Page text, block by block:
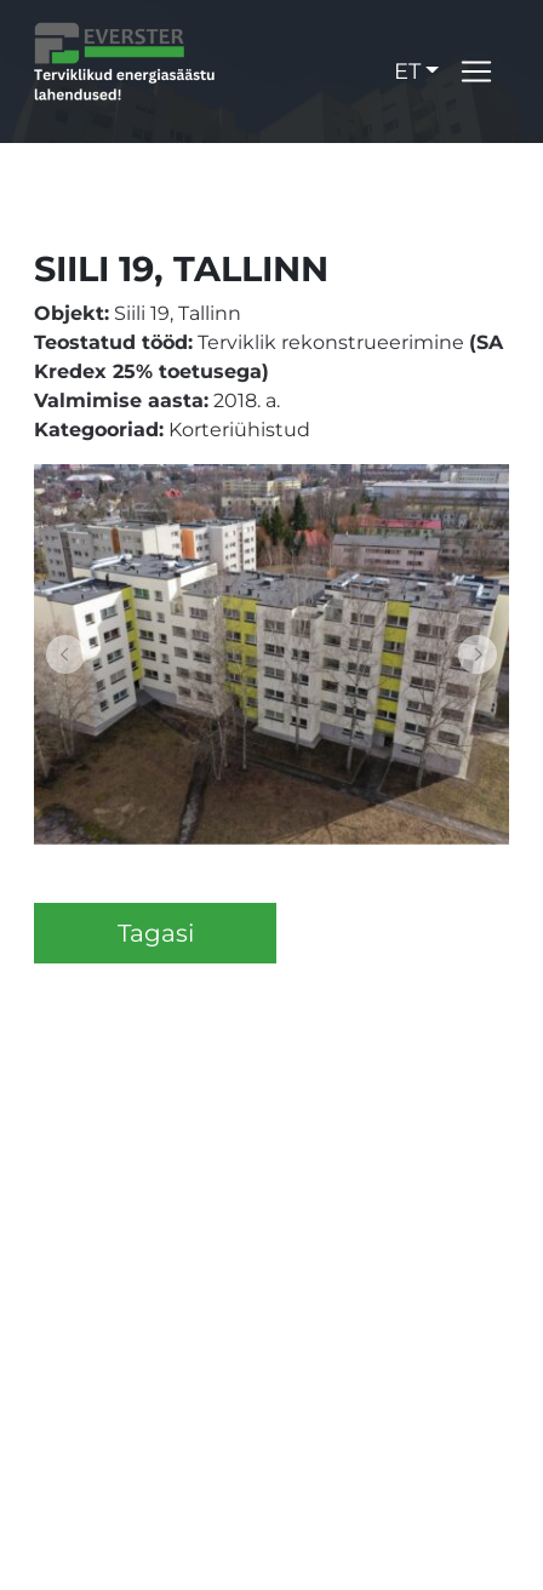
ET
SIILI 19, TALLINN
Objekt: Siili 19, Tallinn
Teostatud tööd: Terviklik rekonstrueerimine (SA
Kredex 25% toetusega)
Valmimise aasta: 2018. a.
Kategooriad: Korteriühistud
Tagasi